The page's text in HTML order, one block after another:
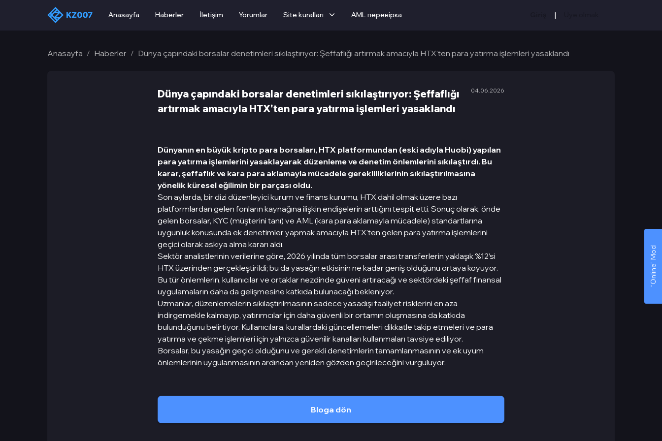
Anasayfa Haberler İletişim Yorumlar Site kuralları AML перевірка |
Anasayfa / Haberler / Dünya çapındaki borsalar denetimleri sıkılaştırıyor: Şeffaflığı artırmak amacıyla HTX'ten para yatırma işlemleri yasaklandı
Dünya çapındaki borsalar denetimleri sıkılaştırıyor: Şeffaflığı
artırmak amacıyla HTX'ten para yatırma işlemleri yasaklandı
04.06.2026
Dünyanın en büyük kripto para borsaları, HTX platformundan (eski adıyla Huobi) yapılan
para yatırma işlemlerini yasaklayarak düzenleme ve denetim önlemlerini sıkılaştırdı. Bu
karar, şeffaflık ve kara para aklamayla mücadele gerekliliklerinin sıkılaştırılmasına
yönelik küresel eğilimin bir parçası oldu.
Son aylarda, bir dizi düzenleyici kurum ve finans kurumu, HTX dahil olmak üzere bazı
platformlardan gelen fonların kaynağına ilişkin endişelerin arttığını tespit etti. Sonuç olarak, önde
gelen borsalar, KYC (müşterini tanı) ve AML (kara para aklamayla mücadele) standartlarına
uygunluk konusunda ek denetimler yapmak amacıyla HTX'ten gelen para yatırma işlemlerini
geçici olarak askıya alma kararı aldı.
Sektör analistlerinin verilerine göre, 2026 yılında tüm borsalar arası transferlerin yaklaşık %12’si
HTX üzerinden gerçekleştirildi; bu da yasağın etkisinin ne kadar geniş olduğunu ortaya koyuyor.
Bu tür önlemlerin, kullanıcılar ve ortaklar nezdinde güveni artıracağı ve sektördeki şeffaf finansal
uygulamaların daha da gelişmesine katkıda bulunacağı bekleniyor.
Uzmanlar, düzenlemelerin sıkılaştırılmasının sadece yasadışı faaliyet risklerini en aza
indirgemekle kalmayıp, yatırımcılar için daha güvenli bir ortamın oluşmasına da katkıda
bulunduğunu belirtiyor. Kullanıcılara, kurallardaki güncellemeleri dikkatle takip etmeleri ve para
yatırma ve çekme işlemleri için yalnızca güvenilir kanalları kullanmaları tavsiye ediliyor.
Borsalar, bu yasağın geçici olduğunu ve gerekli denetimlerin tamamlanmasının ve ek uyum
önlemlerinin uygulanmasının ardından yeniden gözden geçirileceğini vurguluyor.
Bloga dön
“Online” Mod